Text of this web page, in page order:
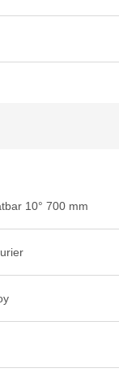
10° 700 mm